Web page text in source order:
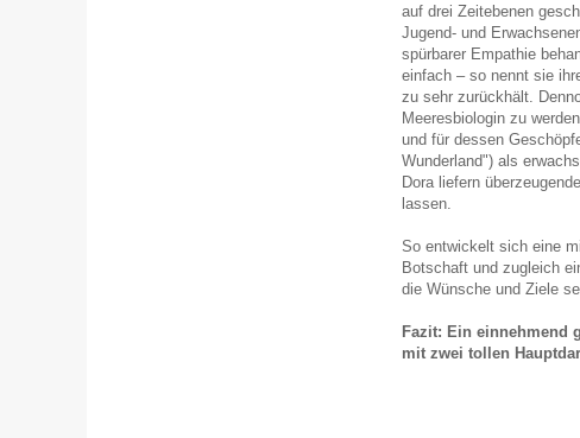
auf drei Zeitebenen
Jugend- und
spürbarer Empathie
einfach – so nennt sie
zu sehr zurückhält.
Meeresbiologin zu
und für dessen
Wunderland") als
Dora liefern
lassen.
So entwickelt sich eine
Botschaft und zugleich
die Wünsche und Ziele
Fazit: Ein einnehmend
mit zwei tollen